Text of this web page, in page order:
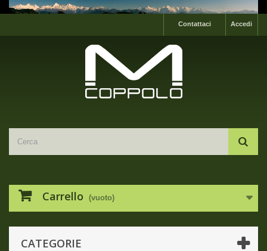
Accedi
Contattaci
Carrello (vuoto)
CATEGORIE